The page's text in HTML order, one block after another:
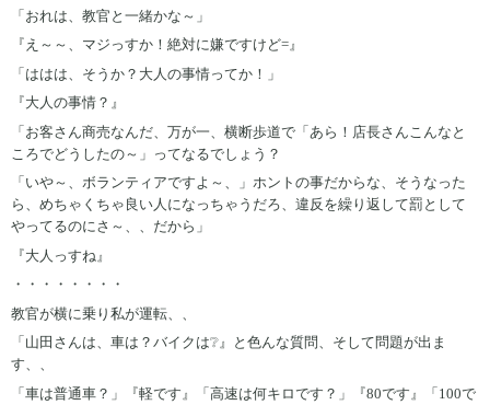
「おれは、教官と一緒かな～」
『え～～、マジっすか！絶対に嫌ですけど=』
「ははは、そうか？大人の事情ってか！」
『大人の事情？』
「お客さん商売なんだ、万が一、横断歩道で「あら！店長さんこんなと
ころでどうしたの～」ってなるでしょう？
「いや～、ボランティアですよ～、」ホントの事だからな、そうなった
ら、めちゃくちゃ良い人になっちゃうだろ、違反を繰り返して罰として
やってるのにさ～、、だから」
『大人っすね』
・・・・・・・・
教官が横に乗り私が運転、、
「山田さんは、車は？バイクは❔』と色んな質問、そして問題が出ま
す、、
「車は普通車？」『軽です』「高速は何キロです？」『80です』「100で